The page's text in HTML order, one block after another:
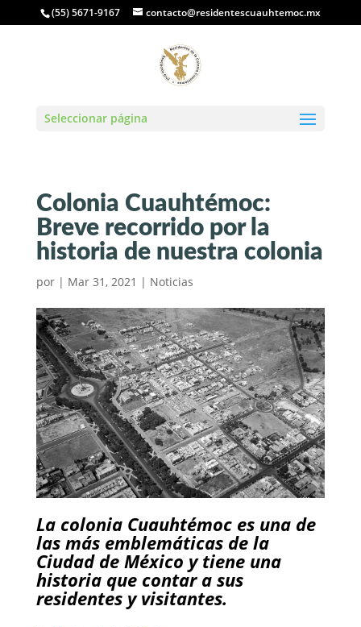
(55) 5671-9167 contacto@residentescuauhtemoc.mx
Seleccionar página
Colonia Cuauhtémoc:
Breve recorrido por la
historia de nuestra colonia
por | Mar 31, 2021 | Noticias
La colonia Cuauhtémoces una de
las más emblemáticas de la
Ciudad de México y tiene una
historia que contar a sus
residentes y visitantes.